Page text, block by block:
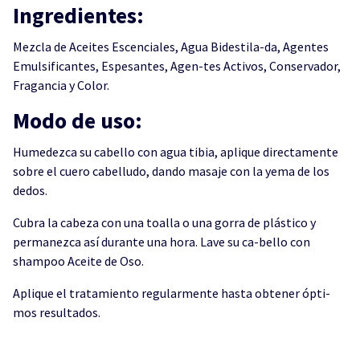
Ingredientes:
Mezcla de Aceites Escenciales, Agua Bidestila-da, Agentes
Emulsificantes, Espesantes, Agen-tes Activos, Conservador,
Fragancia y Color.
Modo de uso:
Humedezca su cabello con agua tibia, aplique directamente
sobre el cuero cabelludo, dando masaje con la yema de los
dedos.
Cubra la cabeza con una toalla o una gorra de plástico y
permanezca así durante una hora. Lave su ca-bello con
shampoo Aceite de Oso.
Aplique el tratamiento regularmente hasta obtener ópti-
mos resultados.